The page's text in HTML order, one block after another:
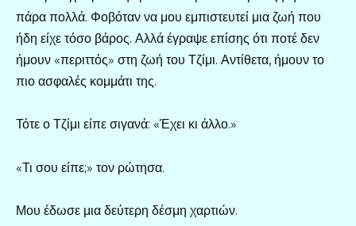
πάρα πολλά. Φοβόταν να μου εμπιστευτεί μια ζωή που
ήδη είχε τόσο βάρος. Αλλά έγραψε επίσης ότι ποτέ δεν
ήμουν «περιττός» στη ζωή του Τζίμι. Αντίθετα, ήμουν το
πιο ασφαλές κομμάτι της.
Τότε ο Τζίμι είπε σιγανά: «Έχει κι άλλο.»
«Τι σου είπε;» τον ρώτησα.
Μου έδωσε μια δεύτερη δέσμη χαρτιών.